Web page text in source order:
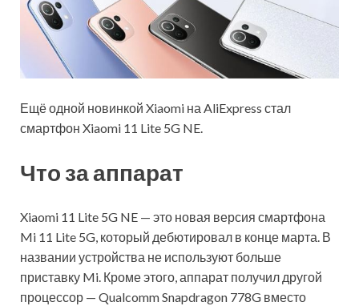
Ещё одной новинкой Xiaomi на AliExpress стал
смартфон Xiaomi 11 Lite 5G NE.
Что за аппарат
Xiaomi 11 Lite 5G NE — это новая версия смартфона
Mi 11 Lite 5G, который дебютировал в конце марта. В
названии устройства не используют больше
приставку Mi. Кроме этого, аппарат получил другой
процессор — Qualcomm Snapdragon 778G вместо